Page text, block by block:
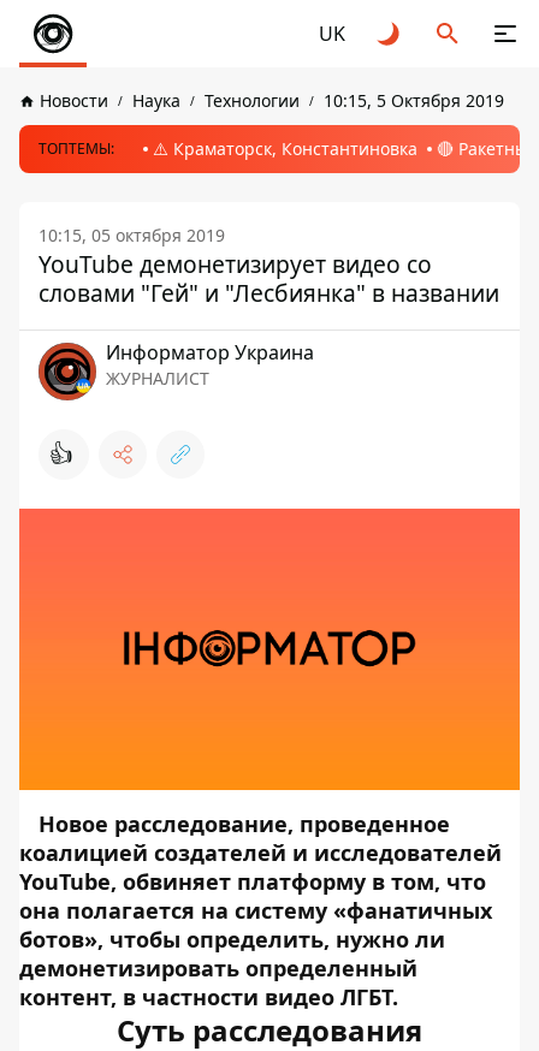
UK
Новости Наука Технологии 10:15, 5 Октября 2019
ТОПТЕМЫ: ⚠️ Краматорск, Константиновка 🔴
10:15, 05 октября 2019
YouTube демонетизирует видео со
словами "Гей" и "Лесбиянка" в названии
Информатор Украина
ЖУРНАЛИСТ
👍
Новое расследование, проведенное
коалицией создателей и исследователей
YouTube, обвиняет платформу в том, что
она полагается на систему «фанатичных
ботов», чтобы определить, нужно ли
демонетизировать определенный
контент, в частности видео ЛГБТ.
Суть расследования